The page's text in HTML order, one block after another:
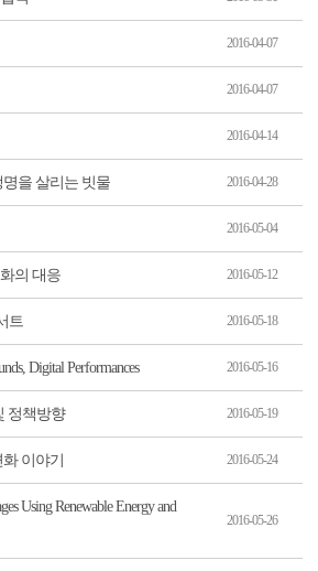
2016-04-07
2016-04-07
2016-04-14
을 살리는 빗물 2016-04-28
2016-05-04
의 대응 2016-05-12
트 2016-05-18
Digital Performances 2016-05-16
정책방향 2016-05-19
이야기 2016-05-24
Using Renewable Energy and
2016-05-26